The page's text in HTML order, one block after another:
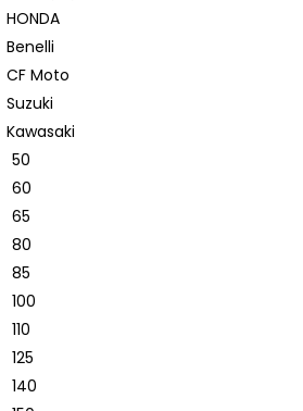
HONDA
Benelli
CF Moto
Suzuki
Kawasaki
50
60
65
80
85
100
110
125
140